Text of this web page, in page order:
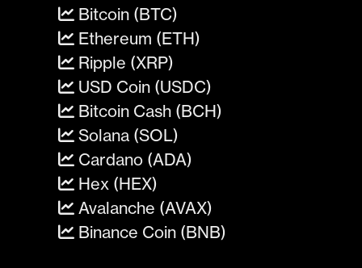
Bitcoin (BTC)
Ethereum (ETH)
Ripple (XRP)
USD Coin (USDC)
Bitcoin Cash (BCH)
Solana (SOL)
Cardano (ADA)
Hex (HEX)
Avalanche (AVAX)
Binance Coin (BNB)